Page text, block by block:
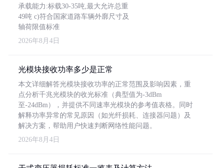
承载能力:标载30-35吨,最大允许总重
49吨 c)符合国家道路车辆外廓尺寸及
轴荷限值标准
2026年8月4日
光模块接收功率多少是正常
本文详细解答光模块接收功率的正常范围及影响因素，重
点分析千兆光模块的收光标准（典型值为-3dBm
至-24dBm），并提供不同速率光模块的参考值表格。同时
解释功率异常的常见原因（如光纤损耗、连接器问题）及
解决方案，帮助用户快速判断网络性能问题。
2026年8月4日